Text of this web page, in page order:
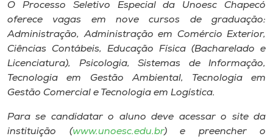
O Processo Seletivo Especial da Unoesc Chapecó
oferece vagas em nove cursos de graduação:
Administração, Administração em Comércio Exterior,
Ciências Contábeis, Educação Física (Bacharelado e
Licenciatura), Psicologia, Sistemas de Informação,
Tecnologia em Gestão Ambiental, Tecnologia em
Gestão Comercial e Tecnologia em Logística.
Para se candidatar o aluno deve acessar o site da
instituição (www.unoesc.edu.br) e preencher o